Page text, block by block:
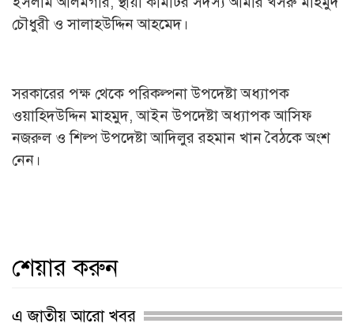
চৌধুরী ও সালাহউদ্দিন আহমেদ।
সরকারের পক্ষ থেকে পরিকল্পনা উপদেষ্টা অধ্যাপক
ওয়াহিদউদ্দিন মাহমুদ, আইন উপদেষ্টা অধ্যাপক আসিফ
নজরুল ও শিল্প উপদেষ্টা আদিলুর রহমান খান বৈঠকে অংশ
নেন।
শেয়ার করুন
এ জাতীয় আরো খবর